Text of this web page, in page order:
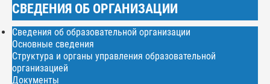
СВЕДЕНИЯ ОБ ОРГАНИЗАЦИИ
Сведения об образовательной организации
Основные сведения
Структура и органы управления образовательной
организацией
Документы